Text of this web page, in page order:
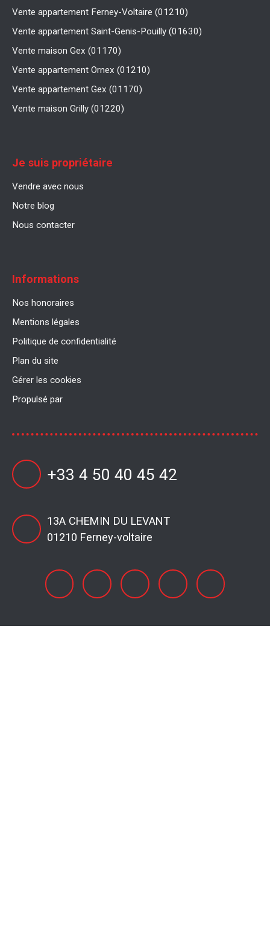
Vente appartement Ferney-Voltaire (01210)
Vente appartement Saint-Genis-Pouilly (01630)
Vente maison Gex (01170)
Vente appartement Ornex (01210)
Vente appartement Gex (01170)
Vente maison Grilly (01220)
Je suis propriétaire
Vendre avec nous
Notre blog
Nous contacter
Informations
Nos honoraires
Mentions légales
Politique de confidentialité
Plan du site
Gérer les cookies
Propulsé par
+33 4 50 40 45 42
13A CHEMIN DU LEVANT
01210 Ferney-voltaire